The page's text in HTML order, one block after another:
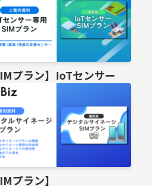
プラン】IoTセンサー
プラン】